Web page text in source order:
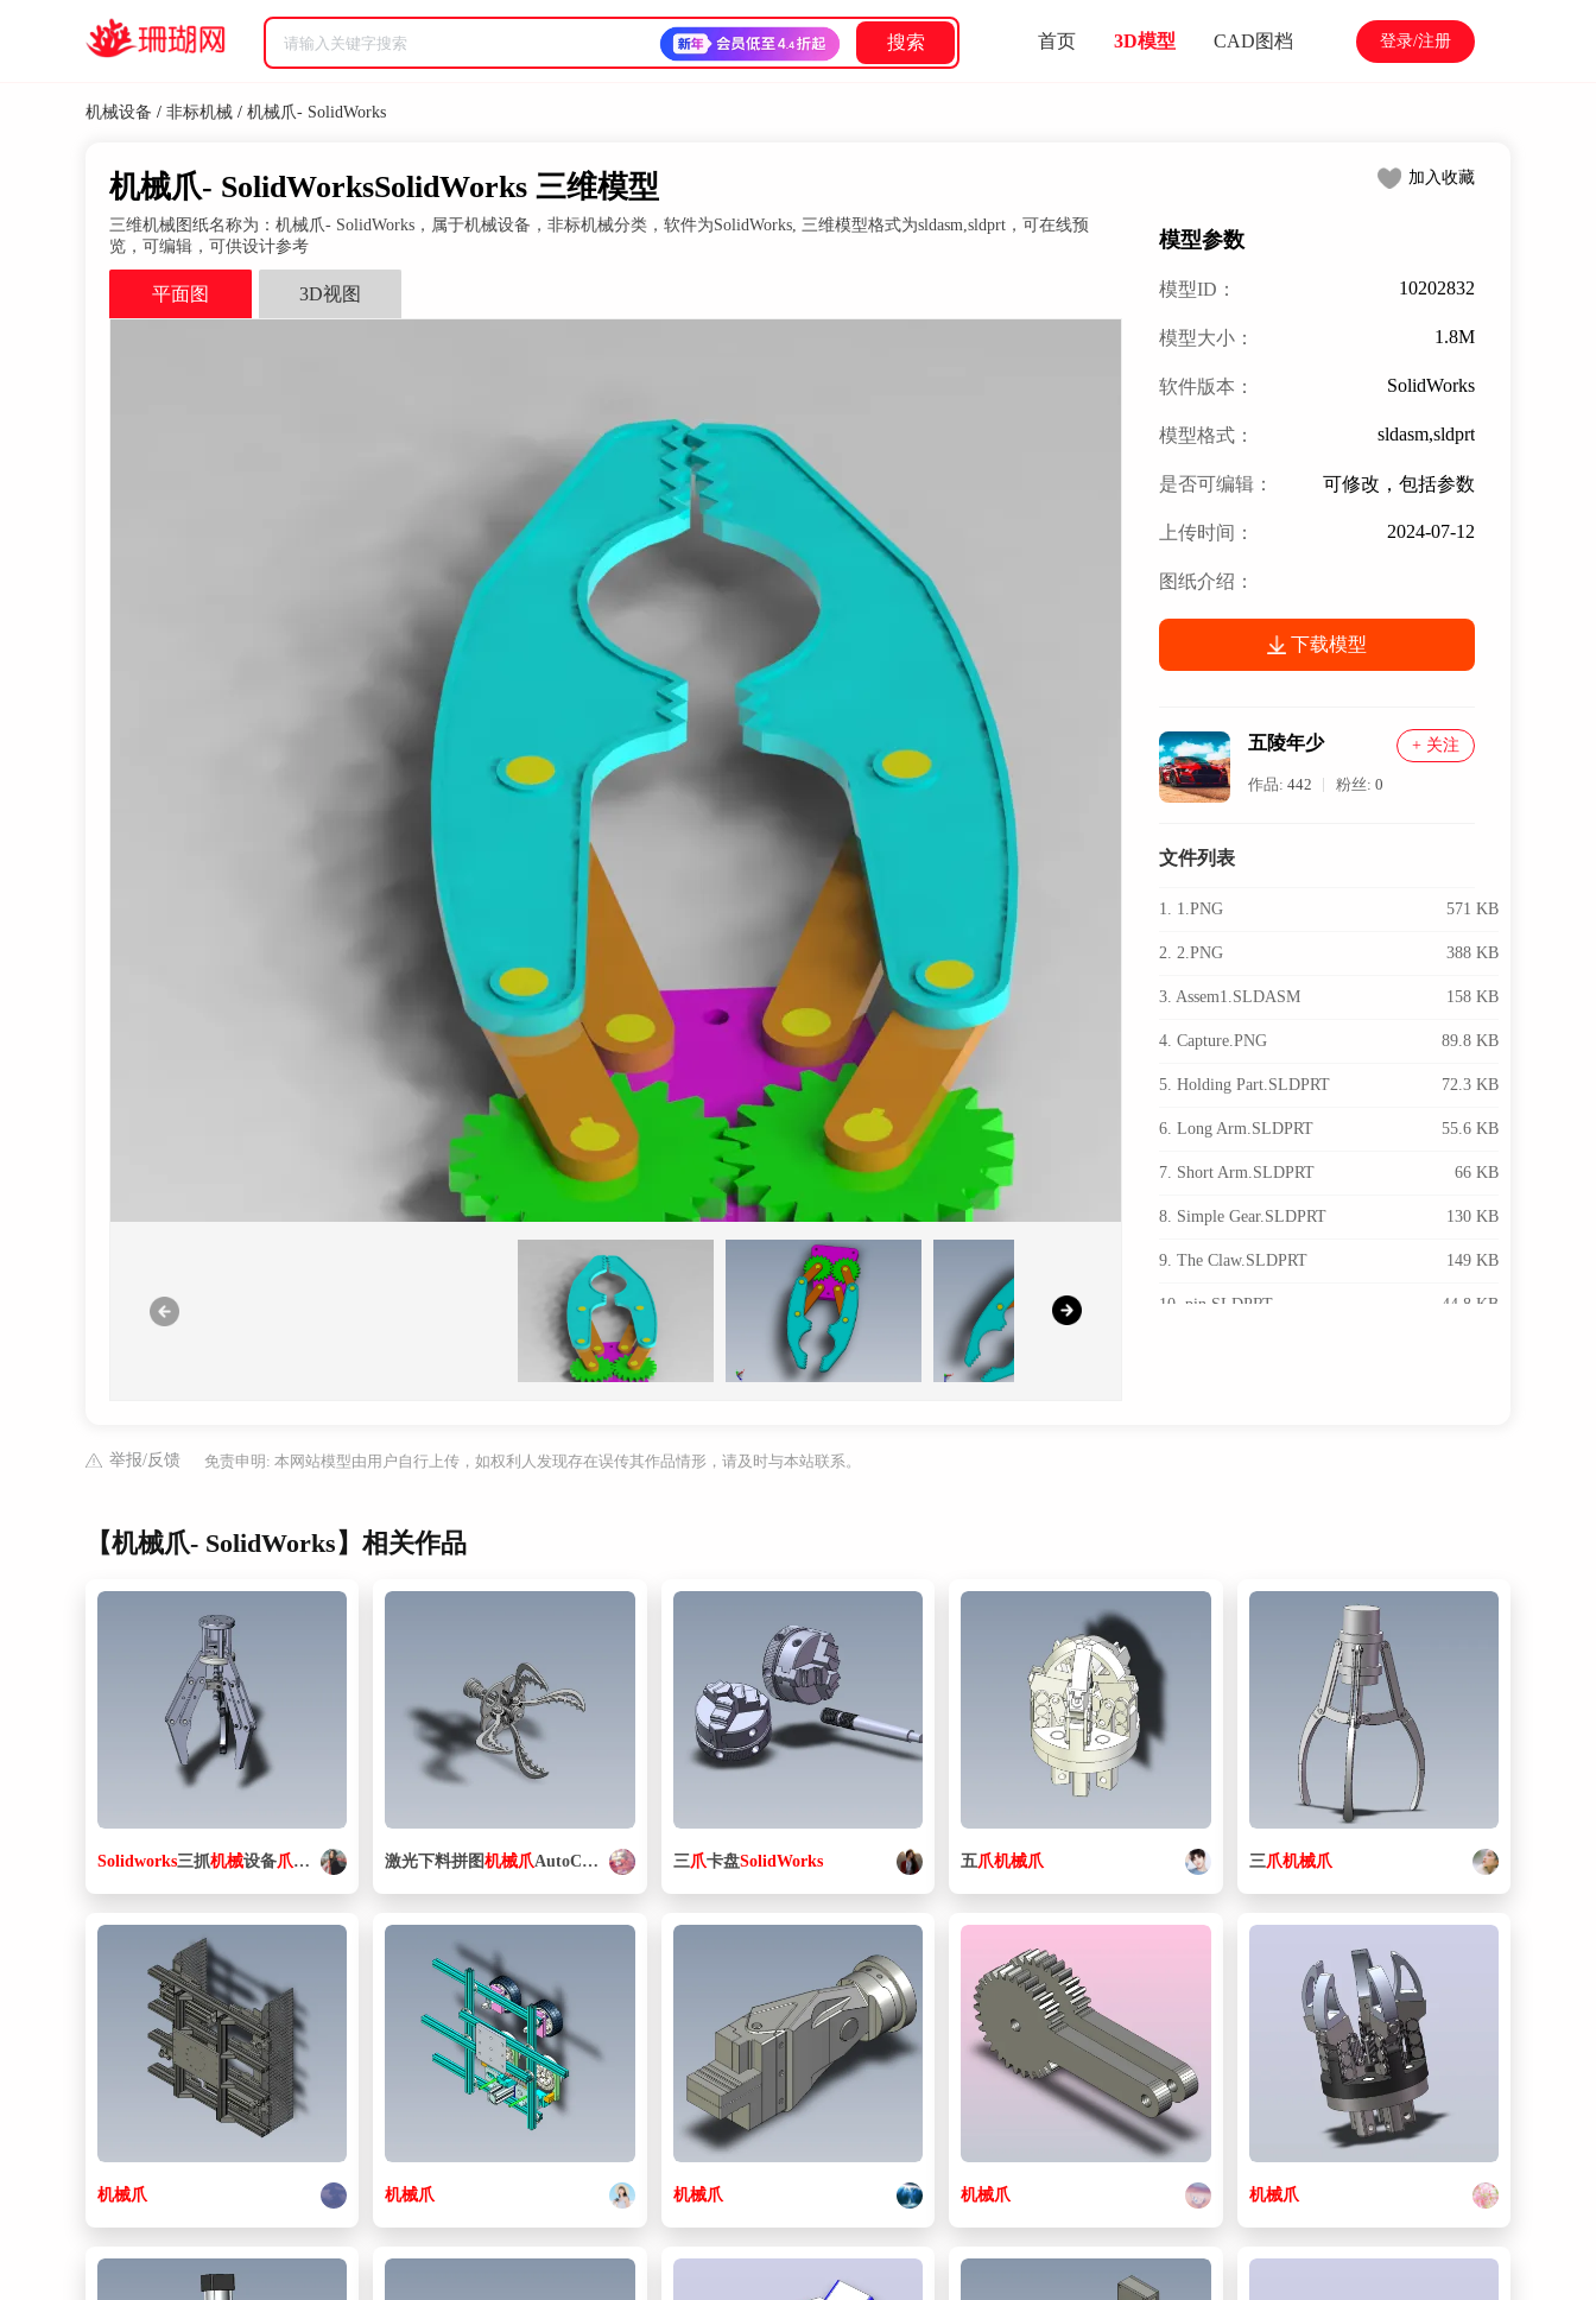
搜索 首页 3D模型 CAD图档 登录/注册
机械设备 / 非标机械 / 机械爪- SolidWorks
机械爪- SolidWorksSolidWorks 三维模型
三维机械图纸名称为：机械爪- SolidWorks，属于机械设备，非标机械分类，软件为SolidWorks, 三维模型格式为sldasm,sldprt，可在线预
览，可编辑，可供设计参考
平面图 3D视图
加入收藏
模型参数
模型ID： 10202832
模型大小： 1.8M
软件版本： SolidWorks
模型格式： sldasm,sldprt
是否可编辑： 可修改，包括参数
上传时间： 2024-07-12
图纸介绍：
下载模型
五陵年少
作品:442 粉丝:0
+ 关注
文件列表
1. 1.PNG 571 KB
2. 2.PNG 388 KB
3. Assem1.SLDASM 158 KB
4. Capture.PNG 89.8 KB
5. Holding Part.SLDPRT 72.3 KB
6. Long Arm.SLDPRT 55.6 KB
7. Short Arm.SLDPRT 66 KB
8. Simple Gear.SLDPRT 130 KB
9. The Claw.SLDPRT 149 KB
10. pin.SLDPRT 44.8 KB
举报/反馈 免责申明: 本网站模型由用户自行上传，如权利人发现存在误传其作品情形，请及时与本站联系。
【机械爪- SolidWorks】相关作品
Solidworks三抓机械设备爪夹持器机械 爪三维模型
激光下料拼图机械爪AutoCAD, Parasolid, SOLIDWORKS2016
三爪卡盘SolidWorks 五爪机械爪 三爪机械爪
机械爪 机械爪 机械爪 机械爪 机械爪